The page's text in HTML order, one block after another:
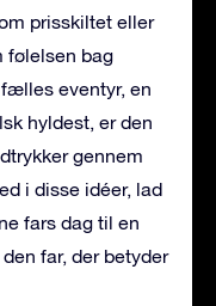
prisskiltet eller
følelsen bag
eventyr, en
hyldest, er den
gennem
i disse idéer, lad
fars dag til en
far, der betyder